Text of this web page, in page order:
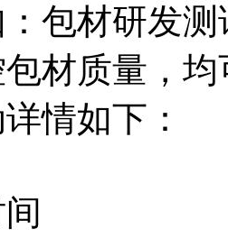
包材研发
材质量，
情如下：